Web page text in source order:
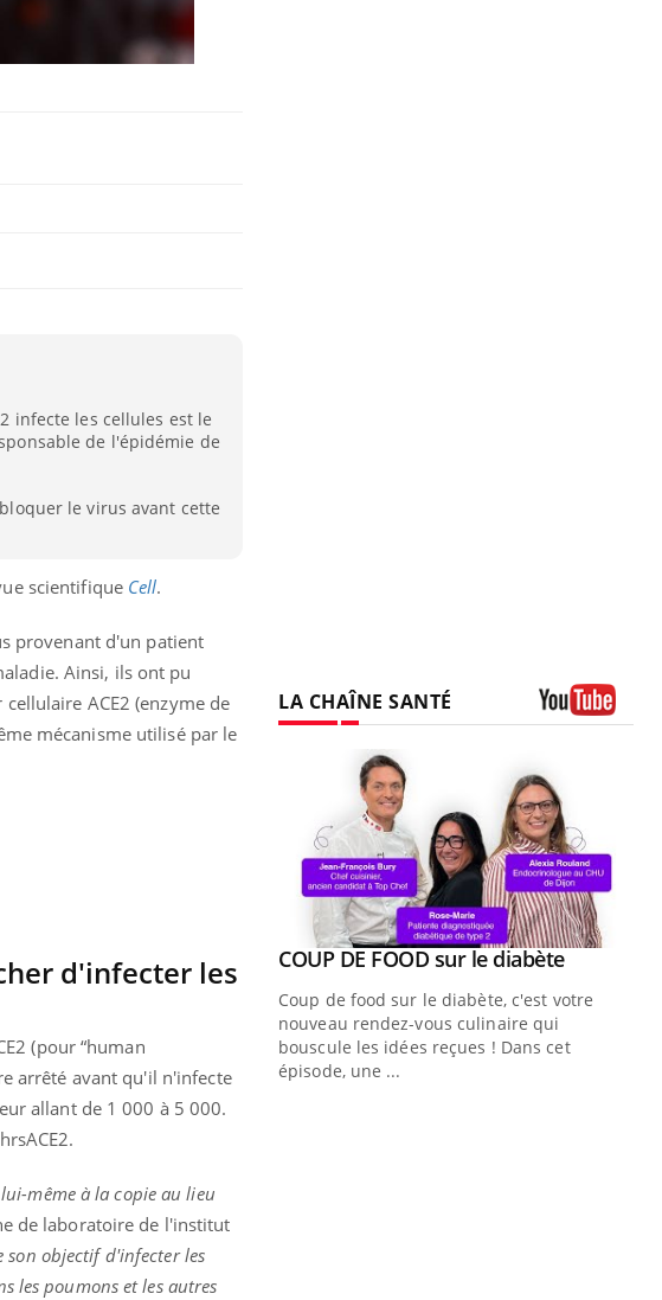
infecte les cellules est le
de l'épidémie de
le virus avant cette
scientifique Cell.
provenant d'un patient
Ainsi, ils ont pu
ACE2 (enzyme de
mécanisme utilisé par le
d'infecter les
(pour “human
arrêté avant qu'il n'infecte
allant de 1 000 à 5 000.
même à la copie au lieu
de laboratoire de l'institut
son objectif d'infecter les
les poumons et les autres
LA CHAÎNE SANTÉ
numérique » pour
à la médecine
lié à un groupe
innove en matière de bilan de
d'un « jumeau
» permet ...
Youtube
COUP DE FOOD sur le diabèteYoutube
Coup de food sur le diabète, c'est votre
nouveau rendez-vous culinaire qui
bouscule les idées reçues ! Dans cet
épisode, une ...